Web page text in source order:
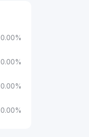
0.00%
0.00%
0.00%
0.00%